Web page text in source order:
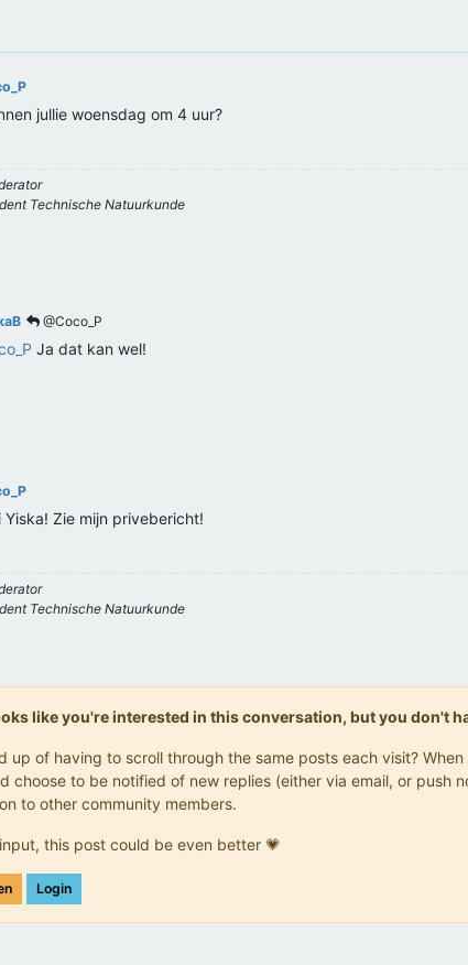
jullie woensdag om 4 uur?
Technische Natuurkunde
@Coco_P
Ja dat kan wel!
Yiska! Zie mijn privebericht!
Technische Natuurkunde
like you're interested in this conversation, but you don't
up of having to scroll through the same posts each visit?
choose to be notified of new replies (either via email, or push
to other community members.
this post could be even better 💗
Login